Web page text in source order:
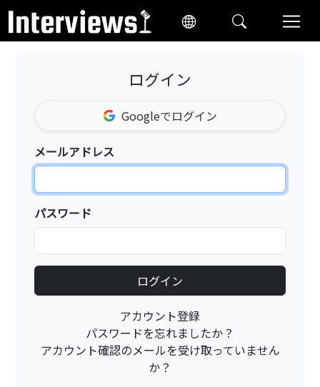
ログイン
Googleでログイン
メールアドレス
パスワード
アカウント登録
パスワードを忘れましたか？
アカウント確認のメールを受け取っていません
か？